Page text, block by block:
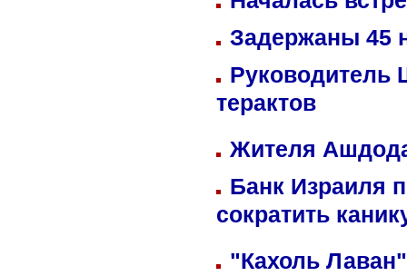
Задержаны 45
Руководитель
терактов
Жителя
Банк Израиля
сократить
"Кахоль